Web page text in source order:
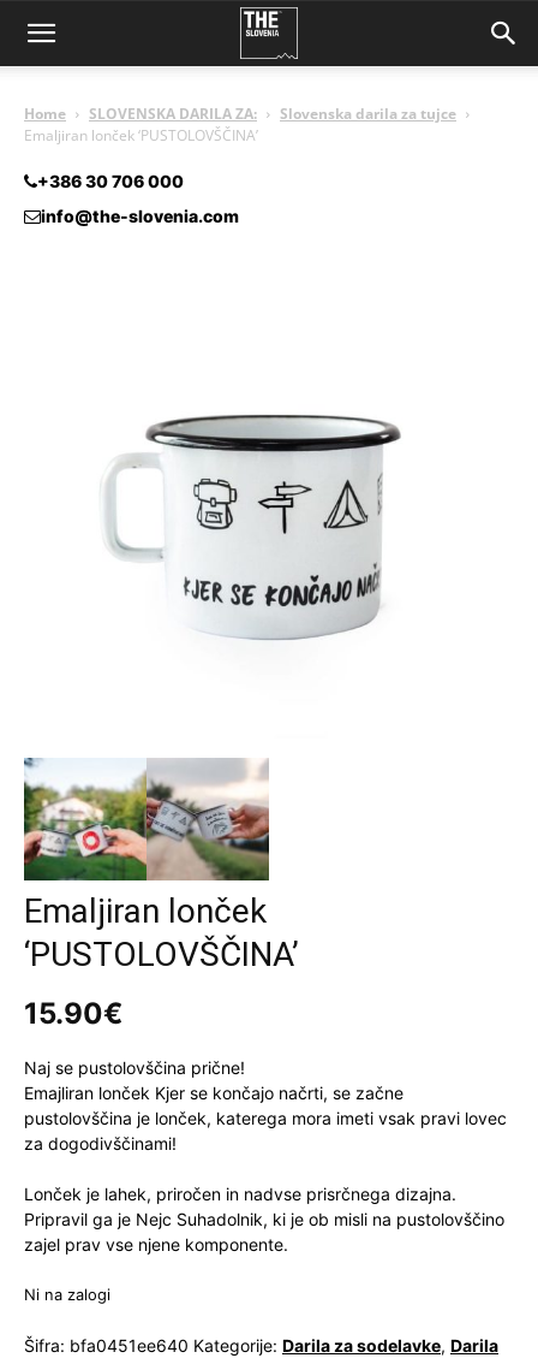
Home SLOVENSKA DARILA ZA:
Slovenska darila za tujce
Emaljiran lonček ‘PUSTOLOVŠČINA’
+386 30 706 000
info@the-slovenia.com
Emaljiran lonček
‘PUSTOLOVŠČINA’
15.90€
Naj se pustolovščina prične!
Emajliran lonček Kjer se končajo načrti, se začne
pustolovščina je lonček, katerega mora imeti vsak pravi lovec
za dogodivščinami!
Lonček je lahek, priročen in nadvse prisrčnega dizajna.
Pripravil ga je Nejc Suhadolnik, ki je ob misli na pustolovščino
zajel prav vse njene komponente.
Ni na zalogi
Šifra: bfa0451ee640 Kategorije: Darila za sodelavke, Darila